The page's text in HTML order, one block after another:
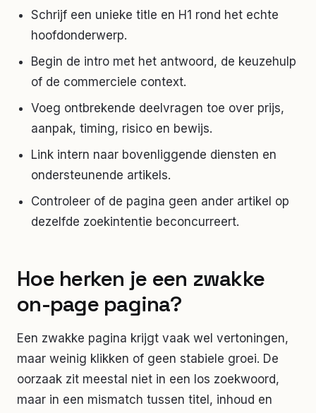
Schrijf een unieke title en H1 rond het echte
hoofdonderwerp.
Begin de intro met het antwoord, de keuzehulp
of de commerciele context.
Voeg ontbrekende deelvragen toe over prijs,
aanpak, timing, risico en bewijs.
Link intern naar bovenliggende diensten en
ondersteunende artikels.
Controleer of de pagina geen ander artikel op
dezelfde zoekintentie beconcurreert.
Hoe herken je een zwakke
on-page pagina?
Een zwakke pagina krijgt vaak wel vertoningen,
maar weinig klikken of geen stabiele groei. De
oorzaak zit meestal niet in een los zoekwoord,
maar in een mismatch tussen titel, inhoud en